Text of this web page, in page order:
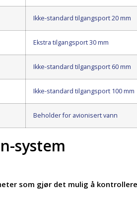
Ikke-standard tilgangsport 20 mm
Ekstra tilgangsport 30 mm
Ikke-standard tilgangsport 60 mm
Ikke-standard tilgangsport 100 mm
Beholder for avionisert vann
system
som gjør det mulig å